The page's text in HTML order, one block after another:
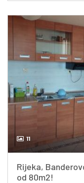
11
Rijeka,
od 80m2!